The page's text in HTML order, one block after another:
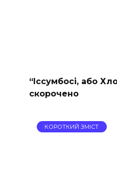
“Іссумбосі, або
скорочено
КОРОТКИЙ ЗМІСТ